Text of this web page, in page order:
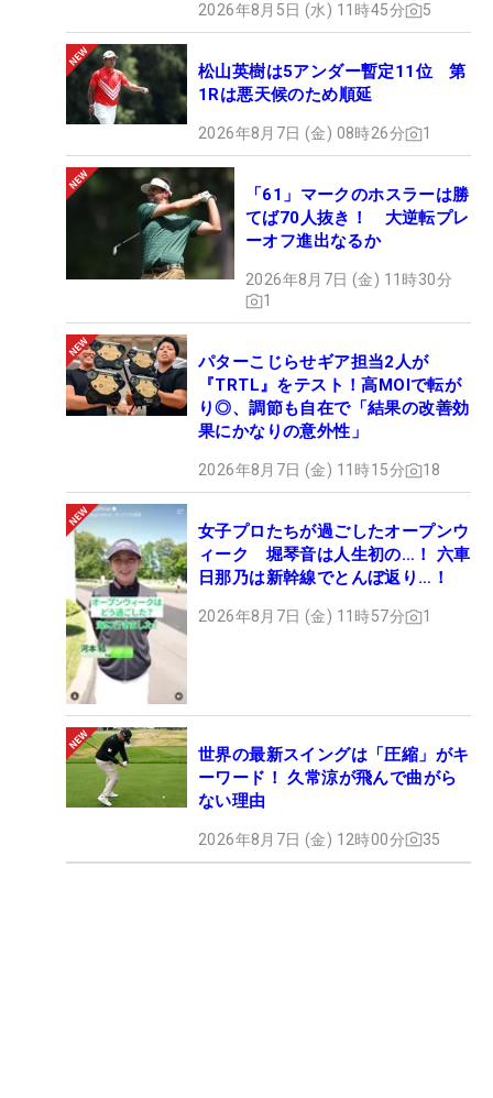
2026年8月5日 (水) 11時45分 5
松山英樹は5アンダー暫定11位 第
1Rは悪天候のため順延
2026年8月7日 (金) 08時26分 1
「61」マークのホスラーは勝
てば70人抜き！ 大逆転プレ
ーオフ進出なるか
2026年8月7日 (金) 11時30分
1
パターこじらせギア担当2人が
『TRTL』をテスト！高MOIで転が
り◎、調節も自在で「結果の改善効
果にかなりの意外性」
2026年8月7日 (金) 11時15分 18
女子プロたちが過ごしたオープンウ
ィーク 堀琴音は人生初の…！ 六車
日那乃は新幹線でとんぼ返り…！
2026年8月7日 (金) 11時57分 1
世界の最新スイングは「圧縮」がキ
ーワード！ 久常涼が飛んで曲がら
ない理由
2026年8月7日 (金) 12時00分 35